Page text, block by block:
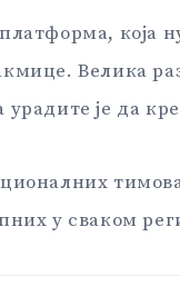
која
Велика
је да
у сваком